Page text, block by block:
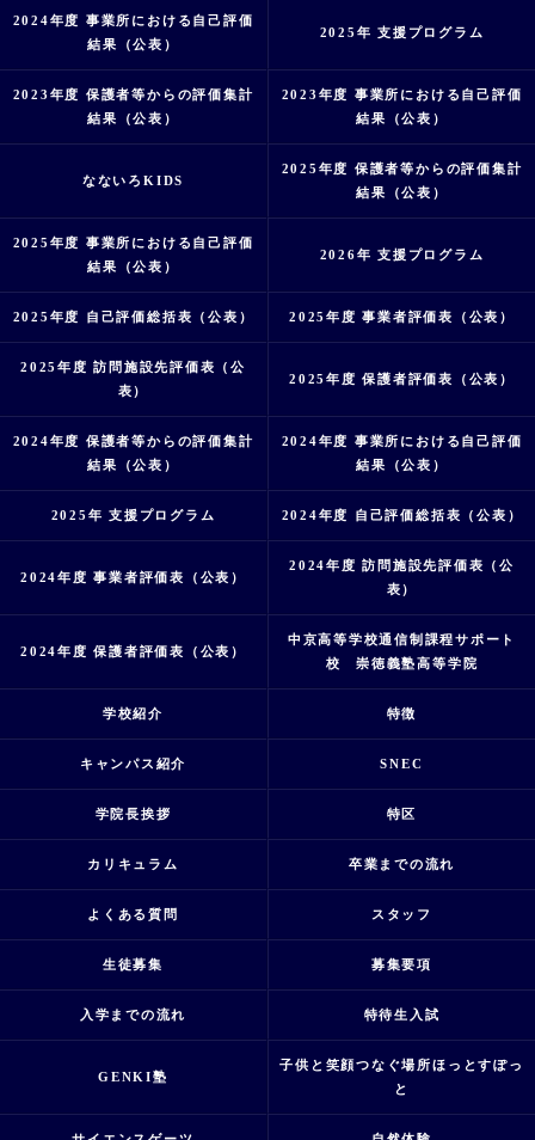
2024年度 事業所における自己評価
結果（公表）
2025年 支援プログラム
2023年度 保護者等からの評価集計
結果（公表）
2023年度 事業所における自己評価
結果（公表）
なないろKIDS
2025年度 保護者等からの評価集計
結果（公表）
2025年度 事業所における自己評価
結果（公表）
2026年 支援プログラム
2025年度 自己評価総括表（公表） 2025年度 事業者評価表（公表）
2025年度 訪問施設先評価表（公
表）
2025年度 保護者評価表（公表）
2024年度 保護者等からの評価集計
結果（公表）
2024年度 事業所における自己評価
結果（公表）
2025年 支援プログラム 2024年度 自己評価総括表（公表）
2024年度 事業者評価表（公表）
2024年度 訪問施設先評価表（公
表）
2024年度 保護者評価表（公表）
中京高等学校通信制課程サポート
校 崇徳義塾高等学院
学校紹介 特徴
キャンパス紹介 SNEC
学院長挨拶 特区
カリキュラム 卒業までの流れ
よくある質問 スタッフ
生徒募集 募集要項
入学までの流れ 特待生入試
GENKI塾
子供と笑顔つなぐ場所ほっとすぽっ
と